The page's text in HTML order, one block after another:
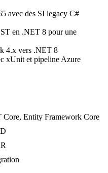
avec des SI legacy C#
en .NET 8 pour une
4.x vers .NET 8
xUnit et pipeline Azure
Entity Framework Core